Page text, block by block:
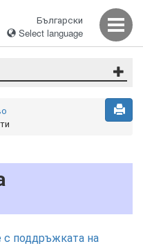
Български
Select language
поддръжката на